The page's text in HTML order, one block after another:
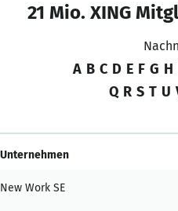
21 Mio. XING
A B C D E F G H
Q R S T U
Unternehmen
New Work SE